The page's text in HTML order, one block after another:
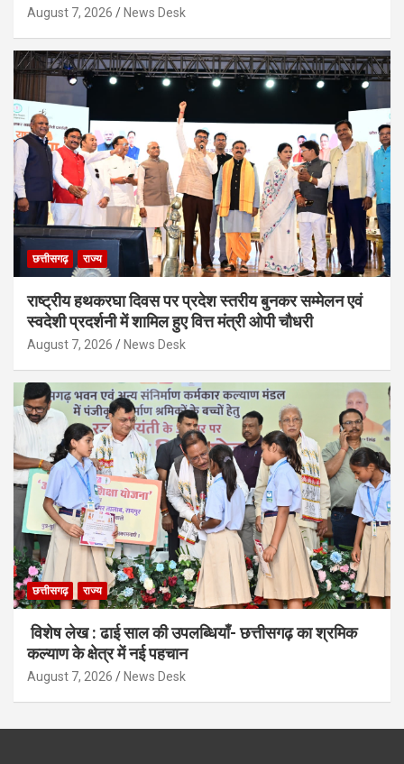
August 7, 2026 News Desk
छत्तीसगढ़ राज्य
राष्ट्रीय हथकरघा दिवस पर प्रदेश स्तरीय बुनकर सम्मेलन एवं
स्वदेशी प्रदर्शनी में शामिल हुए वित्त मंत्री ओपी चौधरी
August 7, 2026 News Desk
छत्तीसगढ़ राज्य
विशेष लेख : ढाई साल की उपलब्धियाँ- छत्तीसगढ़ का श्रमिक
कल्याण के क्षेत्र में नई पहचान
August 7, 2026 News Desk